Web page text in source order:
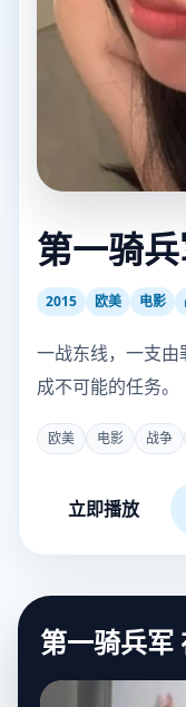
第一骑
2015 欧美 电影
一战东线，一支
成不可能的任务。
欧美 电影 战争
立即播放
第一骑兵军